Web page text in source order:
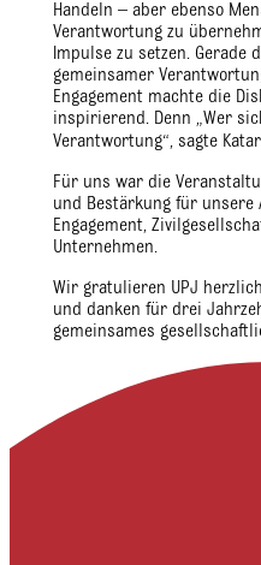
Handeln – aber ebenso
Verantwortung zu
Impulse zu setzen. Gerade
gemeinsamer
Engagement machte die
inspirierend. Denn „Wer
Verantwortung“, sagte
Für uns war die
und Bestärkung für
Engagement,
Unternehmen.
Wir gratulieren UPJ
und danken für drei
gemeinsames